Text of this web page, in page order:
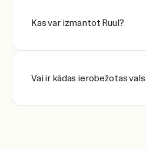
Kas var izmantot Ruul?
Vai ir kādas ierobežotas